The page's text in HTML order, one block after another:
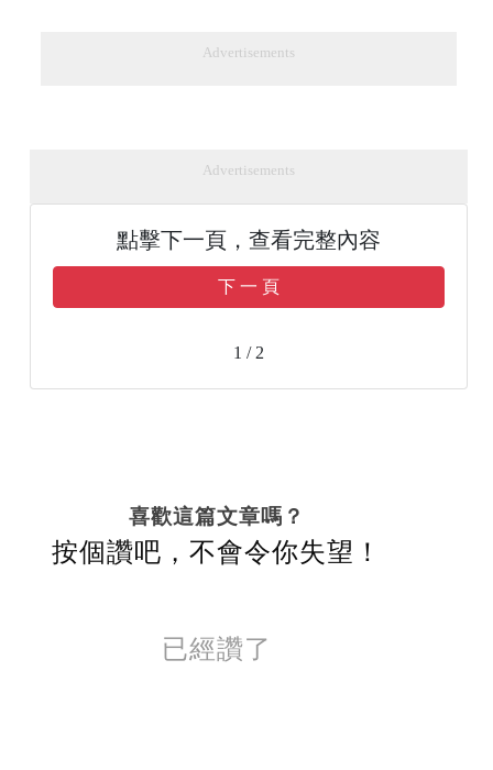
Advertisements
Advertisements
點擊下一頁，查看完整內容
下 一 頁
1 / 2
喜歡這篇文章嗎？
按個讚吧，不會令你失望！
已經讚了